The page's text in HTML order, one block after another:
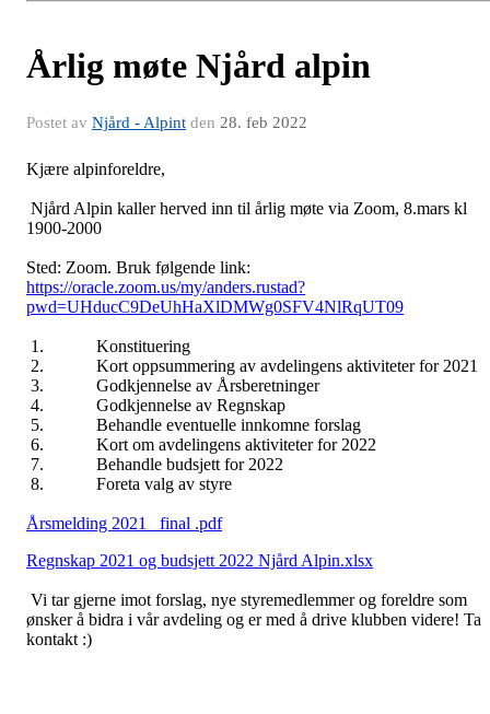
Årlig møte Njård alpin
Postet av Njård - Alpint den 28. feb 2022
Kjære alpinforeldre,
Njård Alpin kaller herved inn til årlig møte via Zoom, 8.mars kl
1900-2000
Sted: Zoom. Bruk følgende link:
https://oracle.zoom.us/my/anders.rustad?
pwd=UHducC9DeUhHaXlDMWg0SFV4NlRqUT09
1. Konstituering
2. Kort oppsummering av avdelingens aktiviteter for 2021
3. Godkjennelse av Årsberetninger
4. Godkjennelse av Regnskap
5. Behandle eventuelle innkomne forslag
6. Kort om avdelingens aktiviteter for 2022
7. Behandle budsjett for 2022
8. Foreta valg av styre
Årsmelding 2021_ final .pdf
Regnskap 2021 og budsjett 2022 Njård Alpin.xlsx
Vi tar gjerne imot forslag, nye styremedlemmer og foreldre som
ønsker å bidra i vår avdeling og er med å drive klubben videre! Ta
kontakt :)